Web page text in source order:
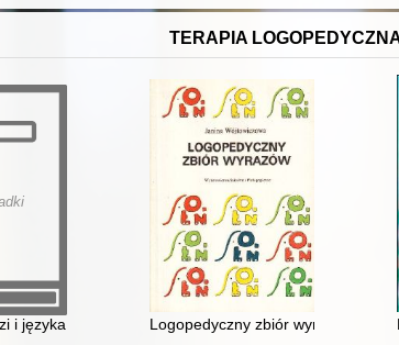
TERAPIA
dla dzieci
i języka Logopedyczny zbiór wyrazów